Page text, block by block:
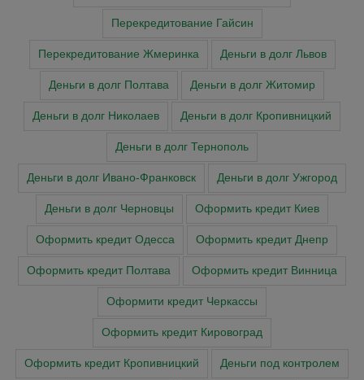
Перекредитование Гайсин
Перекредитование Жмеринка Деньги в долг Львов
Деньги в долг Полтава Деньги в долг Житомир
Деньги в долг Николаев Деньги в долг Кропивницкий
Деньги в долг Тернополь
Деньги в долг Ивано-Франковск Деньги в долг Ужгород
Деньги в долг Черновцы Оформить кредит Киев
Оформить кредит Одесса Оформить кредит Днепр
Оформить кредит Полтава Оформить кредит Винница
Оформити кредит Черкасcы
Оформить кредит Кировоград
Оформить кредит Кропивницкий Деньги под контролем